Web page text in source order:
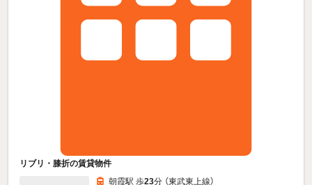
リブリ・膝折の賃貸物件
朝霞駅 歩23分 （東武東上線）